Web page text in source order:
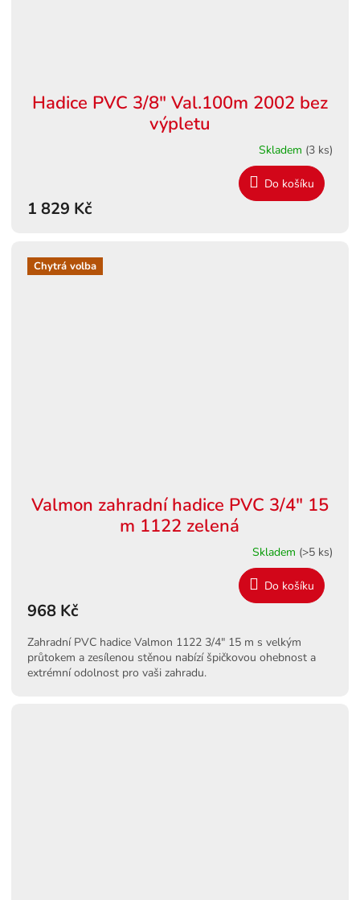
Hadice PVC 3/8" Val.100m 2002 bez
výpletu
Skladem (3 ks)
1 829 Kč
Do košíku
Chytrá volba
Valmon zahradní hadice PVC 3/4" 15
m 1122 zelená
Skladem (>5 ks)
968 Kč
Do košíku
Zahradní PVC hadice Valmon 1122 3/4" 15 m s velkým
průtokem a zesílenou stěnou nabízí špičkovou ohebnost a
extrémní odolnost pro vaši zahradu.